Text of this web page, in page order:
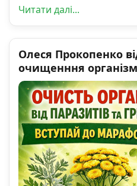
Читати далі...
Олеся Прокопенко
очищенння